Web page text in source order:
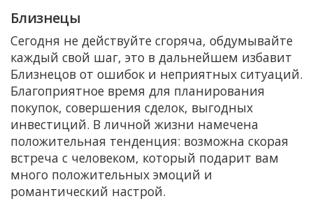
Близнецы
Сегодня не действуйте сгоряча, обдумывайте
каждый свой шаг, это в дальнейшем избавит
Близнецов от ошибок и неприятных ситуаций.
Благоприятное время для планирования
покупок, совершения сделок, выгодных
инвестиций. В личной жизни намечена
положительная тенденция: возможна скорая
встреча с человеком, который подарит вам
много положительных эмоций и
романтический настрой.